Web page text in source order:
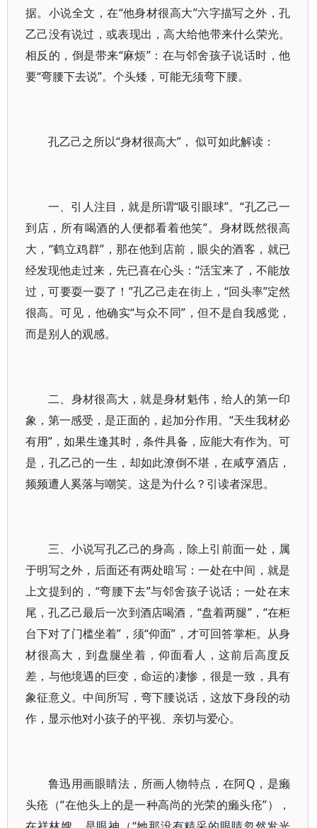
据。小说全文，在“他身材很高大”六字描写之外，孔
乙己没有说过，或表现出，高大给他带来什么荣光。
相反的，倒是带来“麻烦”：在与邻舍孩子说话时，他
要“弯腰下去说”。个头矮，可能无须弯下腰。
孔乙己之所以“身材很高大”， 似可如此解读：
一、引人注目，就是所谓“吸引眼球”。“孔乙己一
到店，所有喝酒的人便都看着他笑”。身材既然很高
大，“鹤立鸡群”，那在他到店前，眼尖的酒客，就已
经发现他走过来，先已喜在心头：“活宝来了，不能放
过，可要耍一耍了！”孔乙己走在街上，“回头率”定然
很高。可见，他确实“与众不同”，但不是自我感觉，
而是别人的观感。
二、身材很高大，就是身材魁伟，给人的第一印
象，第一感受，是正面的，起加分作用。“天生我材必
有用”，如果生逢其时，条件具备，应能大有作为。可
是，孔乙己的一生，却如此潦倒不堪，在咸亨酒店，
频频遭人奚落与嘲笑。这是为什么？引读者深思。
三、小说写孔乙己的身高，除上引前面一处，属
于明写之外，后面还有两处暗写：一处在中间，就是
上文提到的，“弯腰下去”与邻舍孩子说话；一处在末
尾，孔乙己最后一次到酒店喝酒，“盘着两腿”，“在柜
台下对了门槛坐着”，须“仰面”，才可回答掌柜。从身
材很高大，到盘腿坐着，仰面看人，这前后高度反
差，与他境遇的巨变，命运的凄惨，很是一致，具有
象征意义。中间所写，弯下腰说话，这放下身段的动
作，显示他对小孩子的平视、亲切与爱心。
鲁迅用画眼睛法，所画人物特点，在阿Q，是癞
头疮（“在他头上的是一种高尚的光荣的癞头疮”），